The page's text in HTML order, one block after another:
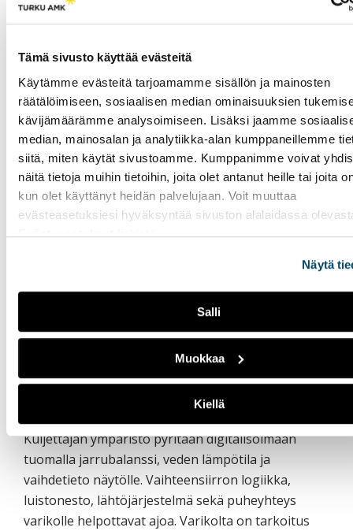
Tämä sivusto käyttää evästeitä
Käytämme evästeitä tarjoamamme sisällön ja mainosten
räätälöimiseen, sosiaalisen median ominaisuuksien
kävijämäärämme analysoimiseen. Lisäksi jaamme
median, mainosalan ja analytiikka-alan kumppaneillemme
siitä, miten käytät sivustoamme. Kumppanimme voivat
näitä tietoja muihin tietoihin, joita olet antanut heille tai joita
kun olet käyttänyt heidän palvelujaan. Voit muuttaa
evästeasetuksiesi hyväksyntää sivuston alalaidassa
Evästeasetuksetlinkistä.
Näytä
Salli
Muokkaa
Kiellä
auto. Syksyn testeissä haimme auton ajo-
ominaisuuksien rajoja ja testasimme kestävyyttä.
Myös kuljettajille saatiin tärkeää ajokokemusta ja
erilaisten säätöjen vaikutusta päästiin käytännössä
testaamaan.
Kaudella 2014 tärkein muutos on aikataulutuksen
parantaminen siten, että keväällä voidaan aloittaa
laajan testikausi ja yhdistää sen toteuttaminen
autotekniikan opetukseen vielä lukuvuoden aikana.
kuljettajan hallintalaitteiden parantaminen.
Moottorina säilyy Aprilia RXV550, jolle kehitystyötä
jatketaan muun muassa erilaisilla pinnoituksilla ja
nokka-akseleilla. Voimansiirrossa kehitämme
hihnavetoa nykyisen ketjuvedon tilalle.
Kuljettajan ympäristö pyritään digitalisoimaan
tuomalla jarrubalanssi, veden lämpötila ja
vaihdetieto näytölle. Vaihteensiirron logiikka,
luistonesto, lähtöjärjestelmä sekä puheyhteys
varikolle helpottavat ajoa. Varikolta on tarkoitus